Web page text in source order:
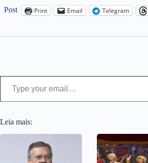
Post Print Email Telegram
Type your email…
Leia mais: